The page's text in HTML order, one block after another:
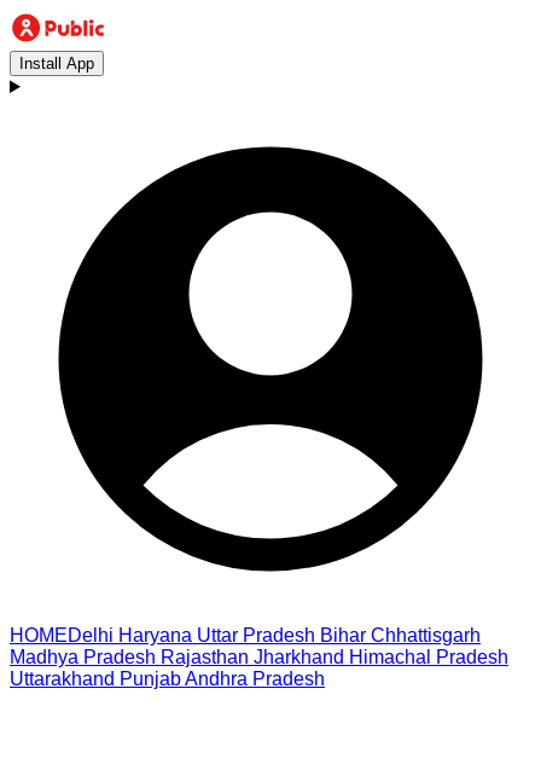
Install App
HOMEDelhi Haryana Uttar Pradesh Bihar Chhattisgarh
Madhya Pradesh Rajasthan Jharkhand Himachal Pradesh
Uttarakhand PunjabAndhra Pradesh